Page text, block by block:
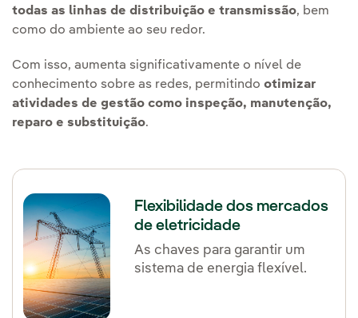
todas as linhas de distribuição e transmissão, bem
como do ambiente ao seu redor.
Com isso, aumenta significativamente o nível de
conhecimento sobre as redes, permitindo otimizar
atividades de gestão como inspeção, manutenção,
reparo e substituição.
Flexibilidade dos mercados
de eletricidade
As chaves para garantir um
sistema de energia flexível.